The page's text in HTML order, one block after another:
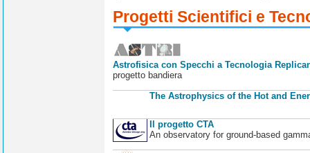
Progetti Scientifici e
Astrofisica con Specchi a Tecnologia
progetto bandiera
The Astrophysics of the Hot and
Il progetto CTA
An observatory for ground-based